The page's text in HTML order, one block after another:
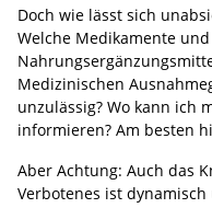
Doch wie lässt sich
Welche Medikamente
Medizinischen
unzulässig? Wo kann ich
informieren? Am besten
Aber Achtung: Auch das
Verbotenes ist